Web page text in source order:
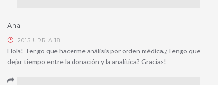
Ana
2015 URRIA 18
Hola! Tengo que hacerme análisis por orden médica.¿Tengo que
dejar tiempo entre la donación y la analítica? Gracias!